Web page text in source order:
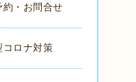
約・お問合せ
コロナ対策